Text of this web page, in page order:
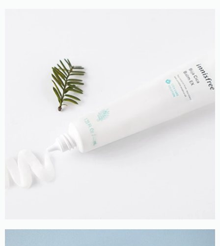
Устраняет многие высыпания и раздражения.
Нормализует функционирование сальных
желез.
Смягчает и релаксирует уставший эпидермис.
Присутствующий в составе экстракт центеллы
азиатской эффективен в отношении воспалений.
Будучи мощным антиоксидантом, он замедляет
стимулирование обновление ее клеток. Масло семян